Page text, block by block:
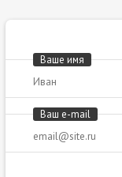
Ваше имя
Ваш e-mail